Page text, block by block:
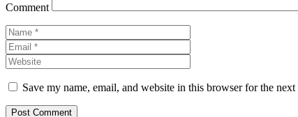
Comment
Save my name, email, and website in this browser for the